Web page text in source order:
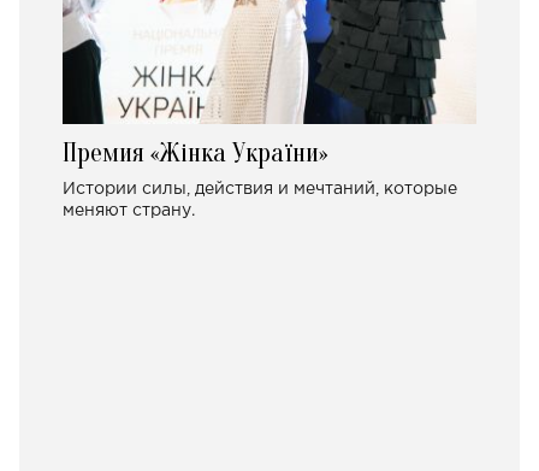
Премия «Жінка України»
Истории силы, действия и мечтаний, которые
меняют страну.